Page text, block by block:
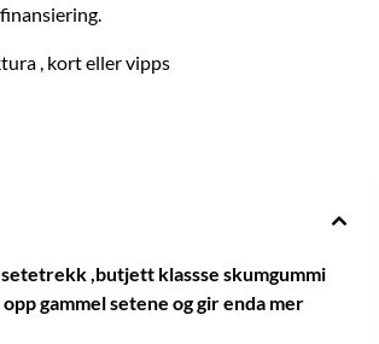
, kort eller vipps
,butjett klassse skumgummi
gammel setene og gir enda mer